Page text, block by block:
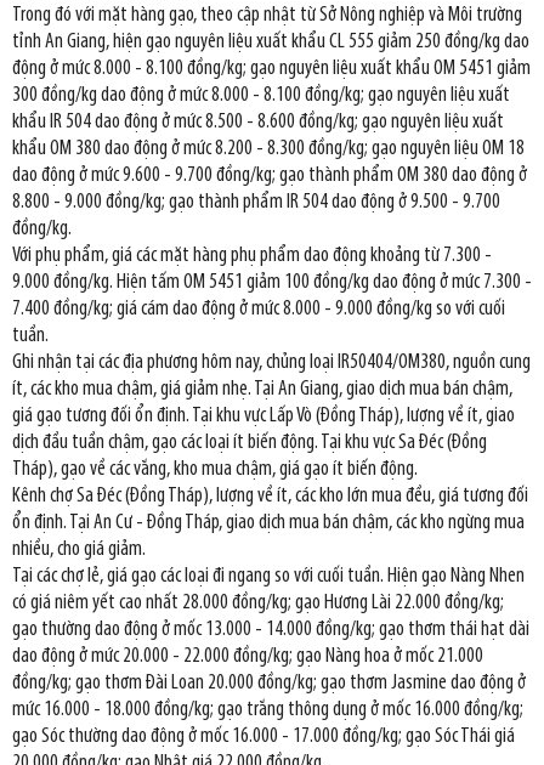
Trong đó với mặt hàng gạo, theo cập nhật từ Sở Nông nghiệp và Môi trường
tỉnh An Giang, hiện gạo nguyên liệu xuất khẩu CL 555 giảm 250 đồng/kg dao
động ở mức 8.000 - 8.100 đồng/kg; gạo nguyên liệu xuất khẩu OM 5451 giảm
300 đồng/kg dao động ở mức 8.000 - 8.100 đồng/kg; gạo nguyên liệu xuất
khẩu IR 504 dao động ở mức 8.500 - 8.600 đồng/kg; gạo nguyên liệu xuất
khẩu OM 380 dao động ở mức 8.200 - 8.300 đồng/kg; gạo nguyên liệu OM 18
dao động ở mức 9.600 - 9.700 đồng/kg; gạo thành phẩm OM 380 dao động ở
8.800 - 9.000 đồng/kg; gạo thành phẩm IR 504 dao động ở 9.500 - 9.700
đồng/kg.
Với phụ phẩm, giá các mặt hàng phụ phẩm dao động khoảng từ 7.300 -
9.000 đồng/kg. Hiện tấm OM 5451 giảm 100 đồng/kg dao động ở mức 7.300 -
7.400 đồng/kg; giá cám dao động ở mức 8.000 - 9.000 đồng/kg so với cuối
tuần.
Ghi nhận tại các địa phương hôm nay, chủng loại IR50404/OM380, nguồn cung
ít, các kho mua chậm, giá giảm nhẹ. Tại An Giang, giao dịch mua bán chậm,
giá gạo tương đối ổn định. Tại khu vực Lấp Vò (Đồng Tháp), lượng về ít, giao
dịch đầu tuần chậm, gạo các loại ít biến động. Tại khu vực Sa Đéc (Đồng
Tháp), gạo về các vắng, kho mua chậm, giá gạo ít biến động.
Kênh chợ Sa Đéc (Đồng Tháp), lượng về ít, các kho lớn mua đều, giá tương đối
ổn định. Tại An Cư - Đồng Tháp, giao dịch mua bán chậm, các kho ngừng mua
nhiều, cho giá giảm.
Tại các chợ lẻ, giá gạo các loại đi ngang so với cuối tuần. Hiện gạo Nàng Nhen
có giá niêm yết cao nhất 28.000 đồng/kg; gạo Hương Lài 22.000 đồng/kg;
gạo thường dao động ở mốc 13.000 - 14.000 đồng/kg; gạo thơm thái hạt dài
dao động ở mức 20.000 - 22.000 đồng/kg; gạo Nàng hoa ở mốc 21.000
đồng/kg; gạo thơm Đài Loan 20.000 đồng/kg; gạo thơm Jasmine dao động ở
mức 16.000 - 18.000 đồng/kg; gạo trắng thông dụng ở mốc 16.000 đồng/kg;
gạo Sóc thường dao động ở mốc 16.000 - 17.000 đồng/kg; gạo Sóc Thái giá